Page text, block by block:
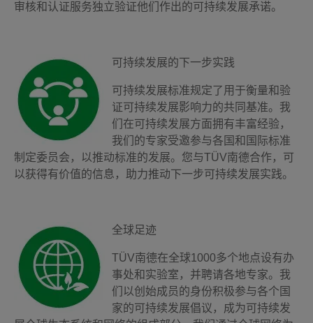
审核和认证服务独立验证他们作出的可持续发展承诺。
可持续发展的下一步实践
可持续发展标准规定了用于衡量和验
证可持续发展影响力的共同基准。我
们在可持续发展方面拥有丰富经验，
我们的专家受邀参与各国和国际标准
制定委员会，以推动标准的发展。您与TÜV南德合作，可
以获得有价值的信息，助力推动下一步可持续发展实践。
全球足迹
TÜV南德在全球1000多个地点设有办
事处和实验室，并聘请各地专家。我
们以创始成员的身份积极参与各个国
家的可持续发展倡议，成为可持续发